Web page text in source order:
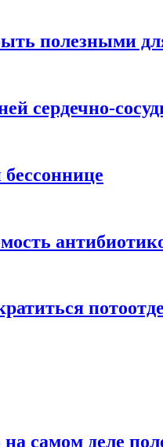
полезными
сердечно-
самом деле